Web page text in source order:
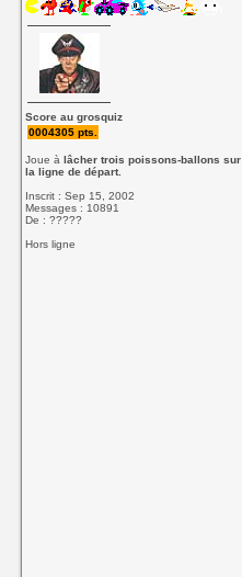
Score au grosquiz
0004305 pts.
Joue àlâcher trois poissons-ballons sur
la ligne de départ.
Inscrit : Sep 15, 2002
Messages : 10891
De : ?????
Hors ligne